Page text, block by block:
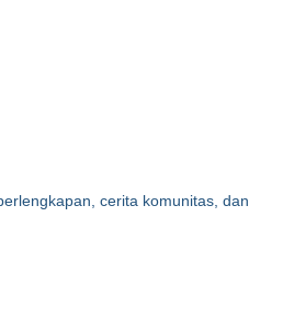
cerita komunitas, dan